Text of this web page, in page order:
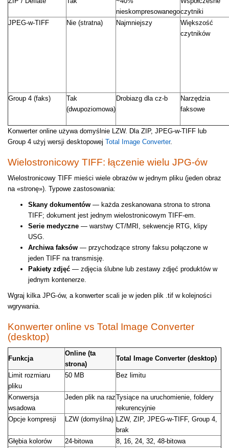
nieskompresowanegoczytniki
JPEG-w-TIFF
Nie (stratna) Najmniejszy
Większość
czytników
Group 4 (faks)
Tak
(dwupoziomowa)
Drobiazg dla cz-b
Narzędzia
faksowe
Konwerter online używa domyślnie LZW. Dla ZIP, JPEG-w-TIFF lub
Group 4 użyj wersji desktopowej Total Image Converter.
Wielostronicowy TIFF: łączenie wielu JPG-ów
Wielostronicowy TIFF mieści wiele obrazów w jednym pliku (jeden obraz
na «stronę»). Typowe zastosowania:
Skany dokumentów — każda zeskanowana strona to strona
TIFF; dokument jest jednym wielostronicowym TIFF-em.
Serie medyczne — warstwy CT/MRI, sekwencje RTG, klipy
USG.
Archiwa faksów — przychodzące strony faksu połączone w
jeden TIFF na transmisję.
Pakiety zdjęć — zdjęcia ślubne lub zestawy zdjęć produktów w
jednym kontenerze.
Wgraj kilka JPG-ów, a konwerter scali je w jeden plik .tif w kolejności
wgrywania.
Konwerter online vs Total Image Converter
(desktop)
Funkcja
Online (ta
strona)
Total Image Converter (desktop)
Limit rozmiaru
pliku
50 MB Bez limitu
Konwersja
wsadowa
Jeden plik na razTysiące na uruchomienie, foldery
rekurencyjnie
Opcje kompresji
LZW (domyślna) LZW, ZIP, JPEG-w-TIFF, Group 4,
brak
Głębia kolorów
24-bitowa
8, 16, 24, 32, 48-bitowa